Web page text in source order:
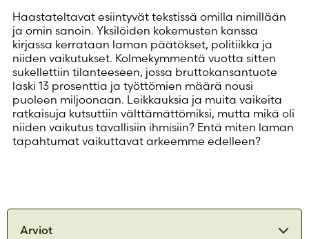
Haastateltavat esiintyvät tekstissä omilla nimillään
ja omin sanoin. Yksilöiden kokemusten kanssa
kirjassa kerrataan laman päätökset, politiikka ja
niiden vaikutukset. Kolmekymmentä vuotta sitten
sukellettiin tilanteeseen, jossa bruttokansantuote
laski 13 prosenttia ja työttömien määrä nousi
puoleen miljoonaan. Leikkauksia ja muita vaikeita
ratkaisuja kutsuttiin välttämättömiksi, mutta mikä oli
niiden vaikutus tavallisiin ihmisiin? Entä miten laman
tapahtumat vaikuttavat arkeemme edelleen?
Arviot